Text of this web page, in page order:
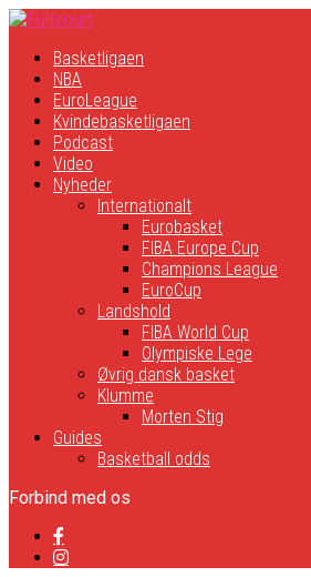
Basketligaen
NBA
EuroLeague
Kvindebasketligaen
Podcast
Video
Nyheder
Internationalt
Eurobasket
FIBA Europe Cup
Champions League
EuroCup
Landshold
FIBA World Cup
Olympiske Lege
Øvrig dansk basket
Klumme
Morten Stig
Guides
Basketball odds
Forbind med os